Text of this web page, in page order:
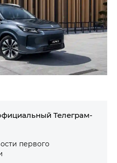
Телеграм-
первого